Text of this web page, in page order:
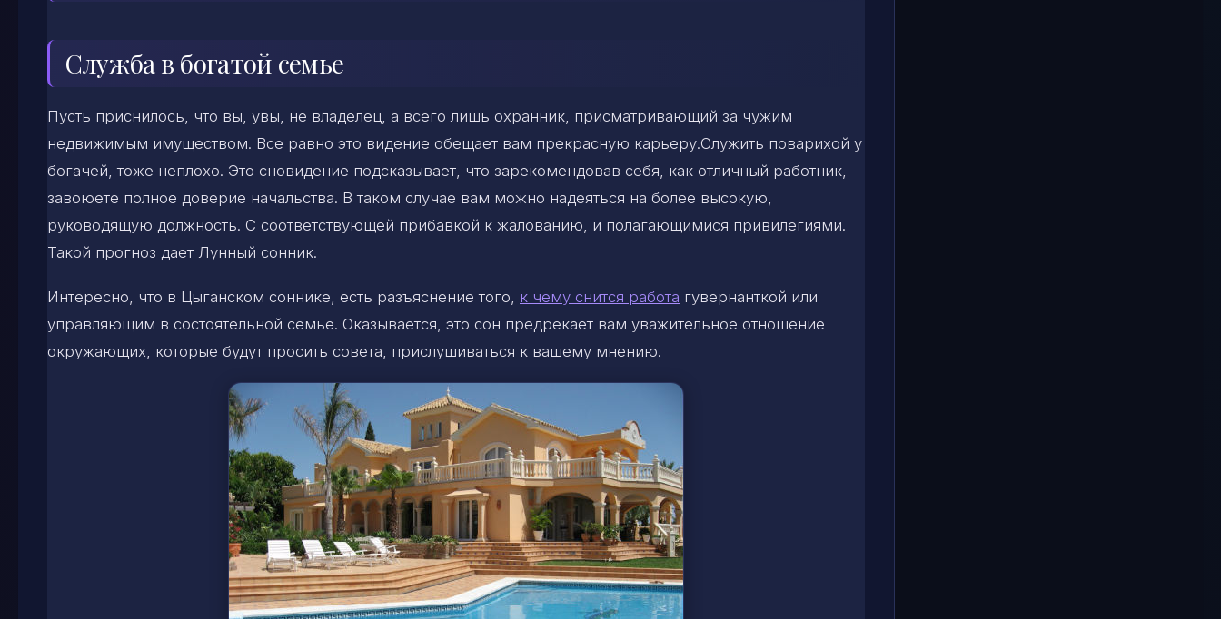
Служба в богатой семье
Пусть приснилось, что вы, увы, не владелец, а всего лишь охранник, присматривающий за чужим
недвижимым имуществом. Все равно это видение обещает вам прекрасную карьеру.Служить поварихой у
богачей, тоже неплохо. Это сновидение подсказывает, что зарекомендовав себя, как отличный работник,
завоюете полное доверие начальства. В таком случае вам можно надеяться на более высокую,
руководящую должность. С соответствующей прибавкой к жалованию, и полагающимися привилегиями.
Такой прогноз дает Лунный сонник.
Интересно, что в Цыганском соннике, есть разъяснение того, к чему снится работа гувернанткой или
управляющим в состоятельной семье. Оказывается, это сон предрекает вам уважительное отношение
окружающих, которые будут просить совета, прислушиваться к вашему мнению.